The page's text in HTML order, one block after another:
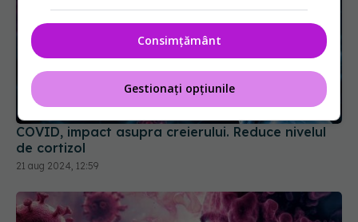
COVID, impact asupra creierului. Reduce nivelul
de cortizol
21 aug 2024, 12:59
Consimțământ
Gestionați opțiunile